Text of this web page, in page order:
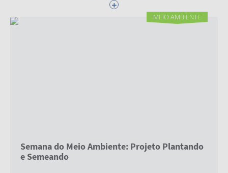
MEIO AMBIENTE
E LIMPEZA
Semana do Meio Ambiente: Projeto Plantando
e Semeando